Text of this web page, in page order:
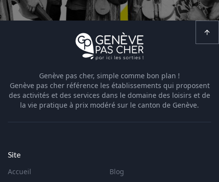
Genève pas cher, simple comme bon plan !
Genève pas cher référence les établissements qui proposent
des activités et des services dans le domaine des loisirs et de
la vie pratique à prix modéré sur le canton de Genève.
Site
Accueil
Blog